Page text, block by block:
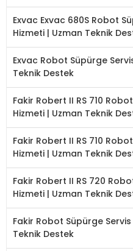
Exvac Exvac 680S Robot
Hizmeti | Uzman Teknik
Exvac Robot Süpürge
Teknik Destek
Fakir Robert II RS 710
Hizmeti | Uzman Teknik
Fakir Robert II RS 710
Hizmeti | Uzman Teknik
Fakir Robert II RS 720
Hizmeti | Uzman Teknik
Fakir Robot Süpürge
Teknik Destek